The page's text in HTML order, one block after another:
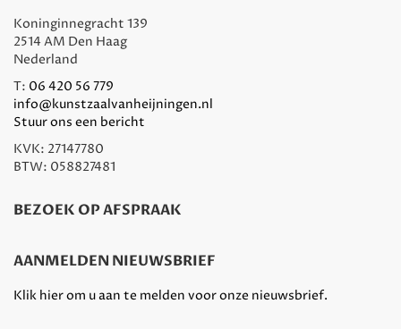
Koninginnegracht 139
2514 AM Den Haag
Nederland
T: 06 420 56 779
info@kunstzaalvanheijningen.nl
Stuur ons een bericht
KVK: 27147780
BTW: 058827481
BEZOEK OP AFSPRAAK
AANMELDEN NIEUWSBRIEF
Klik hier om u aan te melden voor onze nieuwsbrief.